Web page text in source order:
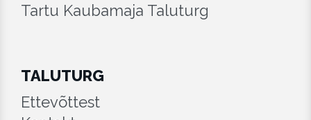
Tartu Kaubamaja Taluturg
TALUTURG
Ettevõttest